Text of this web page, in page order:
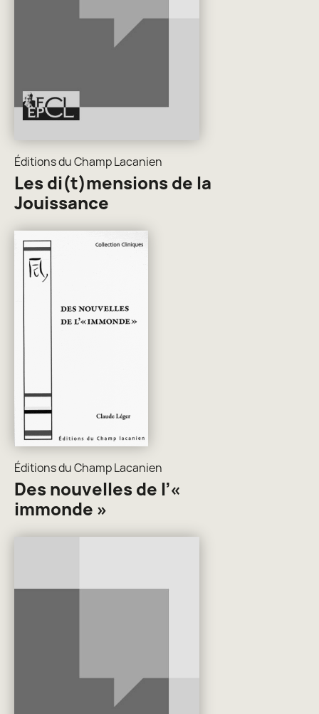
Éditions du Champ Lacanien
Les di(t)mensions de la
Jouissance
Éditions du Champ Lacanien
Des nouvelles de l’«
immonde »